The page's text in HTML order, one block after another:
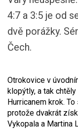
4:7 a 3:5 je od
dvě porážky.
Čech.
Otrokovice v
klopýtly, a tak
Hurricanem krok.
protože dvakrát
Vykopala a Martina